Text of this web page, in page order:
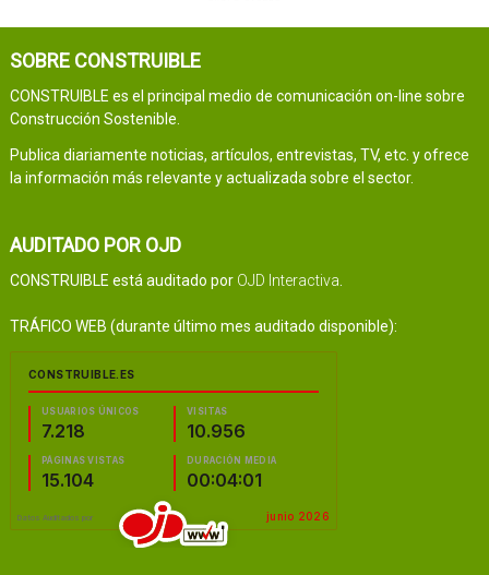
SOBRE CONSTRUIBLE
CONSTRUIBLE es el principal medio de comunicación on-line sobre
Construcción Sostenible.
Publica diariamente noticias, artículos, entrevistas, TV, etc. y ofrece
la información más relevante y actualizada sobre el sector.
AUDITADO POR OJD
CONSTRUIBLE está auditado por OJD Interactiva.
TRÁFICO WEB (durante último mes auditado disponible):